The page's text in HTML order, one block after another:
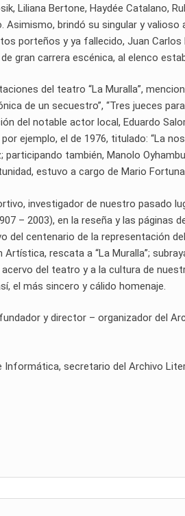
Liliana Bertone, Haydée Catalano,
Asimismo, brindó su singular y
porteños y ya fallecido, Juan
gran carrera escénica, al elenco
del teatro “La Muralla”,
de un secuestro”, “Tres jueces
del notable actor local, Eduardo
ejemplo, el de 1976, titulado: “La
participando también, Manolo
estuvo a cargo de Mario
investigador de nuestro pasado
– 2003), en la reseña y las páginas
del centenario de la representación
rescata a “La Muralla”;
del teatro y a la cultura de
el más sincero y cálido homenaje.
y director – organizador del
Informática, secretario del Archivo